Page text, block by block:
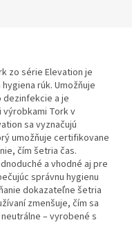
zo série Elevation je
rúk. Umožňuje
a je
Tork v
sa vyznačujú
umožňuje certifikovane
čím šetria čas.
a vhodné aj pre
správnu hygienu
dokazateľne šetria
zmenšuje, čím sa
– vyrobené s